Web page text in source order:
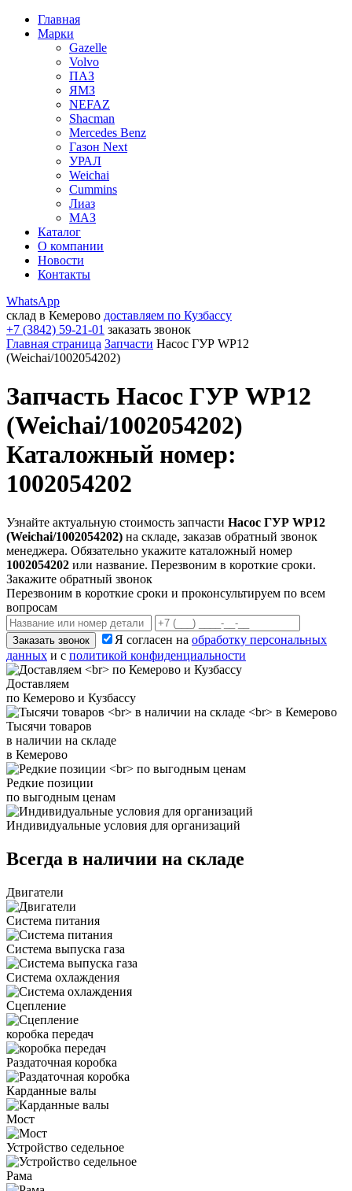
Главная
Марки
Gazelle
Volvo
ПАЗ
ЯМЗ
NEFAZ
Shacman
Mercedes Benz
Газон Next
УРАЛ
Weichai
Cummins
Лиаз
МАЗ
Каталог
О компании
Новости
Контакты
WhatsApp
склад в Кемерово доставляем по Кузбассу
+7 (3842) 59-21-01 заказать звонок
Главная страница Запчасти Насос ГУР WP12
(Weichai/1002054202)
Запчасть Насос ГУР WP12
(Weichai/1002054202)
Каталожный номер:
1002054202
Узнайте актуальную стоимость запчасти Насос ГУР WP12
(Weichai/1002054202) на складе, заказав обратный звонок
менеджера. Обязательно укажите каталожный номер
1002054202 или название. Перезвоним в короткие сроки.
Закажите обратный звонок
Перезвоним в короткие сроки и проконсультируем по всем
вопросам
Заказать звонок Я согласен на обработку персональных
данных и с политикой конфиденциальности
Доставляем
по Кемерово и Кузбассу
Тысячи товаров
в наличии на складе
в Кемерово
Редкие позиции
по выгодным ценам
Индивидуальные условия для организаций
Всегда в наличии на складе
Двигатели
Система питания
Система выпуска газа
Система охлаждения
Сцепление
коробка передач
Раздаточная коробка
Карданные валы
Мост
Устройство седельное
Рама